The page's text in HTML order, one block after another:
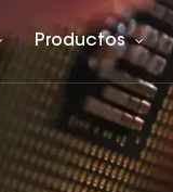
Productos